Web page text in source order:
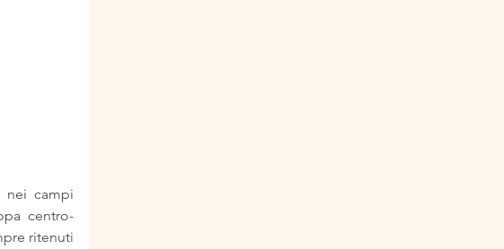
nei campi
centro-
ritenuti